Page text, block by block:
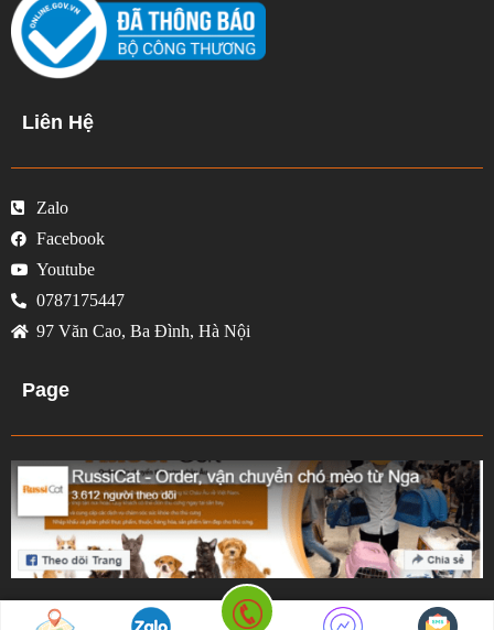
Liên Hệ
Zalo
Facebook
Youtube
0787175447
97 Văn Cao, Ba Đình, Hà Nội
Page